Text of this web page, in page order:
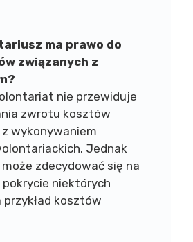
ma prawo do
związanych z
nie przewiduje
zwrotu kosztów
wykonywaniem
Jednak
zdecydować się na
niektórych
kosztów